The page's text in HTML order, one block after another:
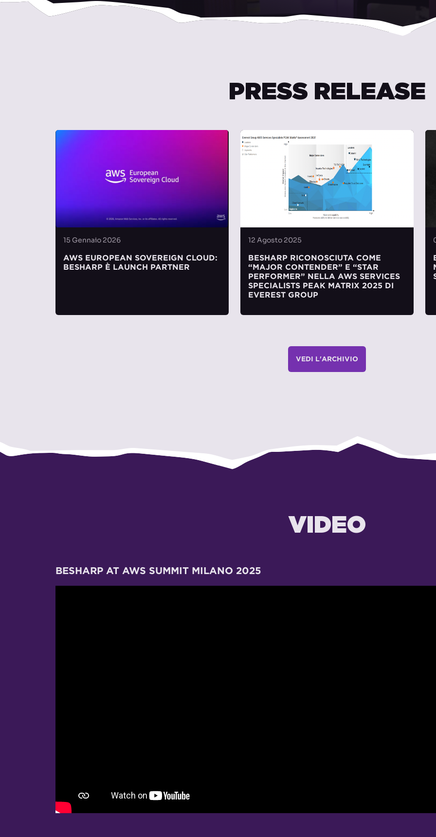
PRESS RELEASE
15 Gennaio 2026
AWS EUROPEAN SOVEREIGN CLOUD:
BESHARP È LAUNCH PARTNER
12 Agosto 2025
BESHARP RICONOSCIUTA COME
“MAJOR CONTENDER” E “STAR
PERFORMER” NELLA AWS SERVICES
SPECIALISTS PEAK MATRIX 2025 DI
EVEREST GROUP
VEDI L'ARCHIVIO
VIDEO
BESHARP AT AWS SUMMIT MILANO 2025